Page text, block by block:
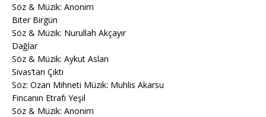
Söz & Müzik: Anonim
Biter Birgün
Söz & Müzik: Nurullah Akçayır
Dağlar
Söz & Müzik: Aykut Aslan
Sivas’tan Çıktı
Söz: Ozan Mihneti Müzik: Muhlis Akarsu
Fincanın Etrafı Yeşil
Söz & Müzik: Anonim